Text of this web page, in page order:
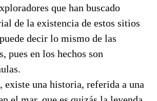
que han buscado
de la existencia de estos sitios
decir lo mismo de las
pues en los hechos son
existe una historia, referida a una